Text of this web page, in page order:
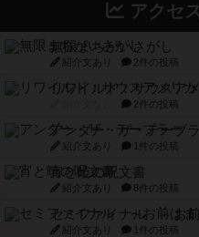
アクセ
無限まちがいさがし
紹介文あり 2件の投稿
リワイルド：サウスア
2件の投稿
アンダー・ザ・テーブ
紹介文あり 1件の投稿
宵と暁の呪文書
紹介文あり 8件の投稿
セミファイナル ～お前
紹介文あり 1件の投稿